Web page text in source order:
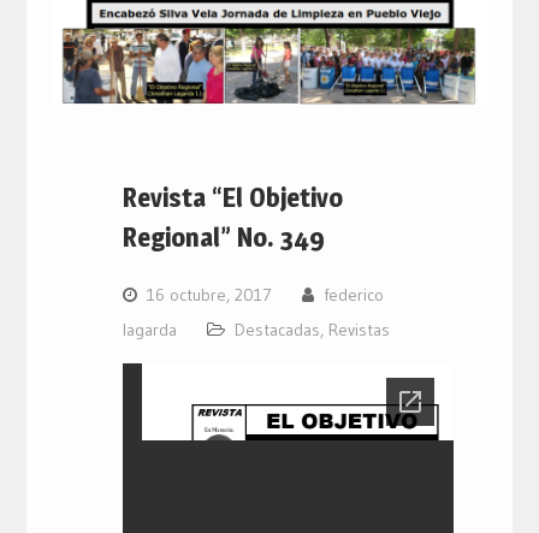
Revista “El Objetivo
Regional” No. 349
16 octubre, 2017
federico
lagarda
Destacadas, Revistas